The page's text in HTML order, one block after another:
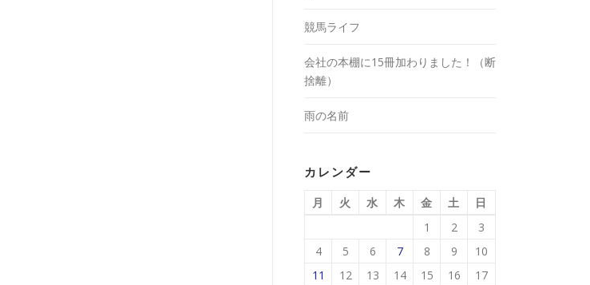
競馬ライフ
会社の本棚に15冊加わりました！（断
捨離）
雨の名前
カレンダー
月 火 水 木 金 土
日
1
2
3
4
5 6 7 8 9
10
11
12 13 14 15 16
17